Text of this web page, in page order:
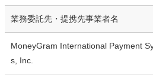
業務委託先・提携先事業者名
MoneyGram International Payment
s, Inc.